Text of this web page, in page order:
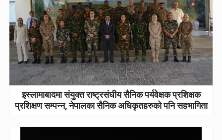
इस्लामाबादमा संयुक्त राष्ट्रसंघीय सैनिक पर्यवेक्षक प्रशिक्षक
प्रशिक्षण सम्पन्न, नेपालका सैनिक अधिकृतहरुको पनि सहभागिता